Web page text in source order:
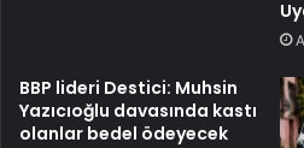
BBP lideri Destici: Muhsin
Yazıcıoğlu davasında kastı
olanlar bedel ödeyecek